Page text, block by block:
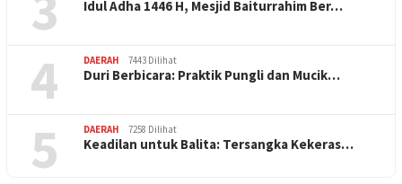
Idul Adha 1446 H, Mesjid Baiturrahim Ber…
4 DAERAH 7443 Dilihat
Duri Berbicara: Praktik Pungli dan Mucik…
5 DAERAH 7258 Dilihat
Keadilan untuk Balita: Tersangka Kekeras…